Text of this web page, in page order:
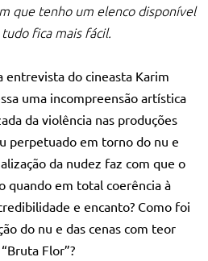
que tenho um elenco disponível
fica mais fácil.
entrevista do cineasta Karim
uma incompreensão artística
da violência nas produções
perpetuado em torno do nu e
da nudez faz com que o
quando em total coerência à
e encanto? Como foi
do nu e das cenas com teor
Flor”?